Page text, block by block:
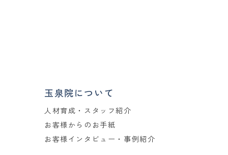
玉泉院について
人材育成・スタッフ紹介
お客様からのお手紙
お客様インタビュー・事例紹介